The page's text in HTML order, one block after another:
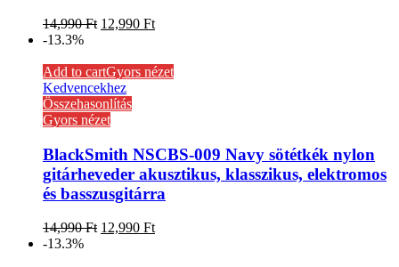
14,990Ft 12,990 Ft
-13.3%
Add to cartGyors nézet
Kedvencekhez
Összehasonlítás
Gyors nézet
BlackSmith NSCBS-009 Navy sötétkék nylon
gitárheveder akusztikus, klasszikus, elektromos
és basszusgitárra
14,990Ft 12,990 Ft
-13.3%